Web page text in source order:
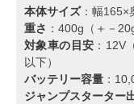
本体サイズ：幅165×
重さ ：400g（＋－20g
対象車の目安 ：12V
以下）
バッテリー容量 ：
ジャンプスターター